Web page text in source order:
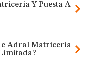
Y Puesta A
Adral Matriceria